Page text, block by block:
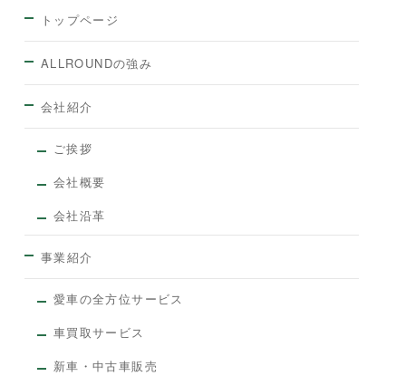
トップページ
ALLROUNDの強み
会社紹介
ご挨拶
会社概要
会社沿革
事業紹介
愛車の全方位サービス
車買取サービス
新車・中古車販売